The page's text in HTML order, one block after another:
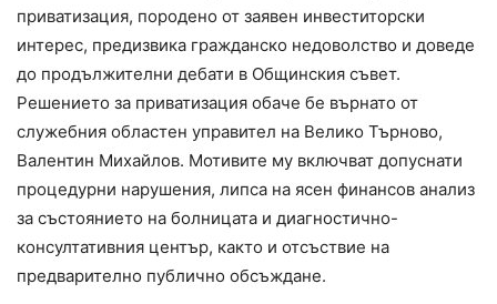
приватизация, породено от заявен инвеститорски
интерес, предизвика гражданско недоволство и доведе
до продължителни дебати в Общинския съвет.
Решението за приватизация обаче бе върнато от
служебния областен управител на Велико Търново,
Валентин Михайлов. Мотивите му включват допуснати
процедурни нарушения, липса на ясен финансов анализ
за състоянието на болницата и диагностично-
консултативния център, както и отсъствие на
предварително публично обсъждане.